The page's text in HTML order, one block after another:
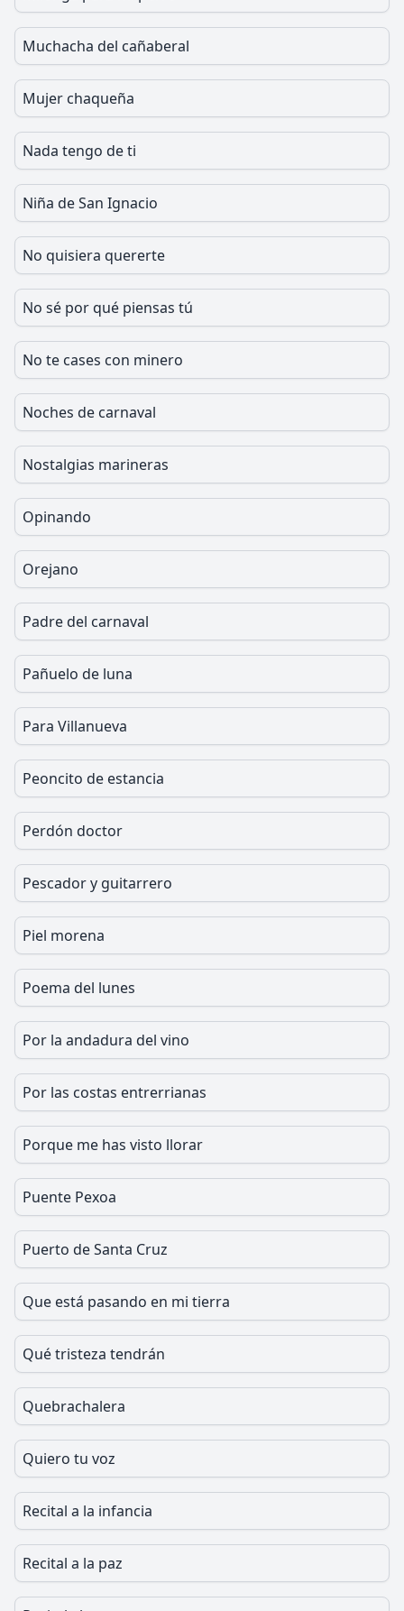
Muchacha del cañaberal
Mujer chaqueña
Nada tengo de ti
Niña de San Ignacio
No quisiera quererte
No sé por qué piensas tú
No te cases con minero
Noches de carnaval
Nostalgias marineras
Opinando
Orejano
Padre del carnaval
Pañuelo de luna
Para Villanueva
Peoncito de estancia
Perdón doctor
Pescador y guitarrero
Piel morena
Poema del lunes
Por la andadura del vino
Por las costas entrerrianas
Porque me has visto llorar
Puente Pexoa
Puerto de Santa Cruz
Que está pasando en mi tierra
Qué tristeza tendrán
Quebrachalera
Quiero tu voz
Recital a la infancia
Recital a la paz